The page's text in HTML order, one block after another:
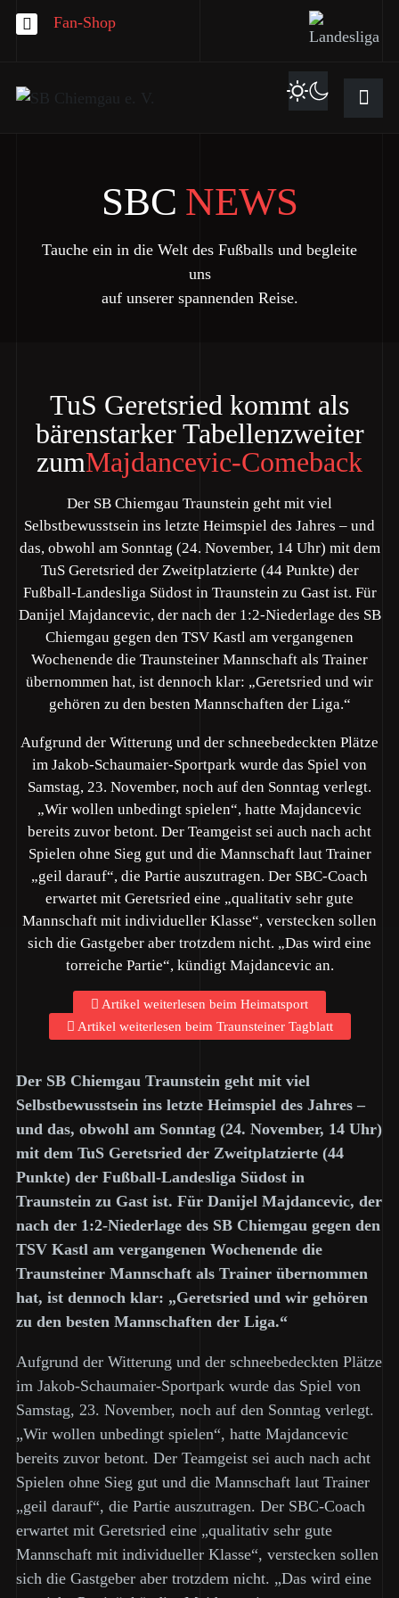
Fan-Shop
SBC NEWS
Tauche ein in die Welt des Fußballs und begleite
uns
auf unserer spannenden Reise.
TuS Geretsried kommt als
bärenstarker Tabellenzweiter
zumMajdancevic-Comeback
Der SB Chiemgau Traunstein geht mit viel
Selbstbewusstsein ins letzte Heimspiel des Jahres – und
das, obwohl am Sonntag (24. November, 14 Uhr) mit dem
TuS Geretsried der Zweitplatzierte (44 Punkte) der
Fußball-Landesliga Südost in Traunstein zu Gast ist. Für
Danijel Majdancevic, der nach der 1:2-Niederlage des SB
Chiemgau gegen den TSV Kastl am vergangenen
Wochenende die Traunsteiner Mannschaft als Trainer
übernommen hat, ist dennoch klar: „Geretsried und wir
gehören zu den besten Mannschaften der Liga.“
Aufgrund der Witterung und der schneebedeckten Plätze
im Jakob-Schaumaier-Sportpark wurde das Spiel von
Samstag, 23. November, noch auf den Sonntag verlegt.
„Wir wollen unbedingt spielen“, hatte Majdancevic
bereits zuvor betont. Der Teamgeist sei auch nach acht
Spielen ohne Sieg gut und die Mannschaft laut Trainer
„geil darauf“, die Partie auszutragen. Der SBC-Coach
erwartet mit Geretsried eine „qualitativ sehr gute
Mannschaft mit individueller Klasse“, verstecken sollen
sich die Gastgeber aber trotzdem nicht. „Das wird eine
torreiche Partie“, kündigt Majdancevic an.
Artikel weiterlesen beim Heimatsport
Artikel weiterlesen beim Traunsteiner Tagblatt
Der SB Chiemgau Traunstein geht mit viel
Selbstbewusstsein ins letzte Heimspiel des Jahres –
und das, obwohl am Sonntag (24. November, 14 Uhr)
mit dem TuS Geretsried der Zweitplatzierte (44
Punkte) der Fußball-Landesliga Südost in
Traunstein zu Gast ist. Für Danijel Majdancevic, der
nach der 1:2-Niederlage des SB Chiemgau gegen den
TSV Kastl am vergangenen Wochenende die
Traunsteiner Mannschaft als Trainer übernommen
hat, ist dennoch klar: „Geretsried und wir gehören
zu den besten Mannschaften der Liga.“
Aufgrund der Witterung und der schneebedeckten Plätze
im Jakob-Schaumaier-Sportpark wurde das Spiel von
Samstag, 23. November, noch auf den Sonntag verlegt.
„Wir wollen unbedingt spielen“, hatte Majdancevic
bereits zuvor betont. Der Teamgeist sei auch nach acht
Spielen ohne Sieg gut und die Mannschaft laut Trainer
„geil darauf“, die Partie auszutragen. Der SBC-Coach
erwartet mit Geretsried eine „qualitativ sehr gute
Mannschaft mit individueller Klasse“, verstecken sollen
sich die Gastgeber aber trotzdem nicht. „Das wird eine